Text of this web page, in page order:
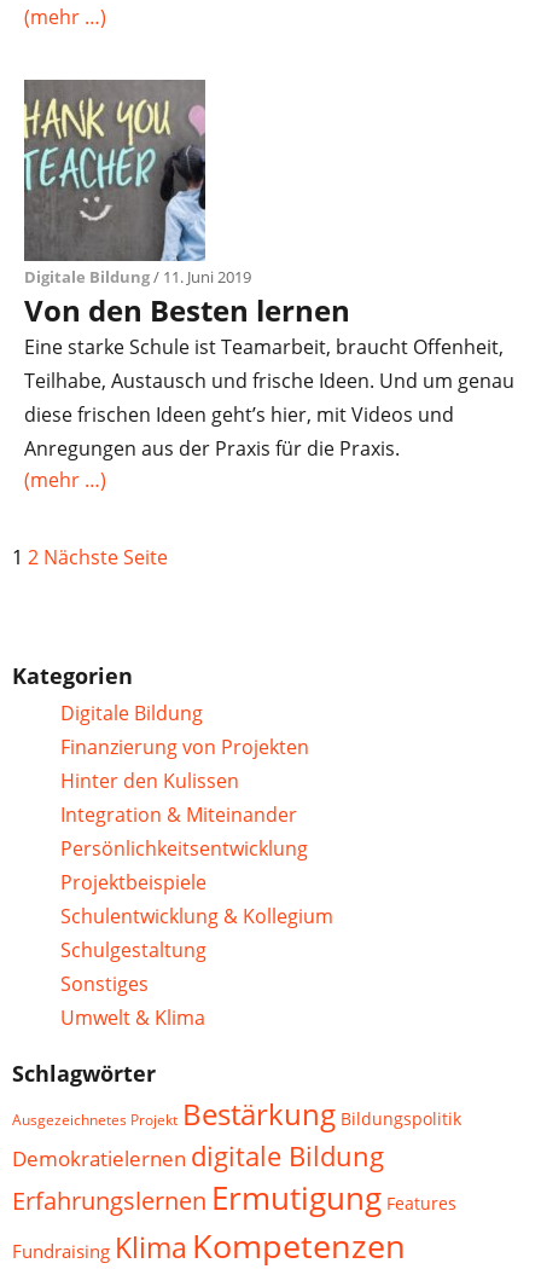
(mehr …)
Digitale Bildung/ 11. Juni 2019
Von den Besten lernen
Eine starke Schule ist Teamarbeit, braucht Offenheit,
Teilhabe, Austausch und frische Ideen. Und um genau
diese frischen Ideen geht’s hier, mit Videos und
Anregungen aus der Praxis für die Praxis.
(mehr …)
1 2 Nächste Seite
Kategorien
Digitale Bildung
Finanzierung von Projekten
Hinter den Kulissen
Integration & Miteinander
Persönlichkeitsentwicklung
Projektbeispiele
Schulentwicklung & Kollegium
Schulgestaltung
Sonstiges
Umwelt & Klima
Schlagwörter
Ausgezeichnetes Projekt Bestärkung Bildungspolitik
Demokratielernen digitale Bildung
Erfahrungslernen Ermutigung Features
Fundraising Klima Kompetenzen